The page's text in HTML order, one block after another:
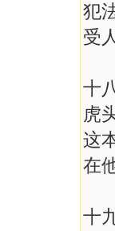
犯
受
十
虎
这
在
十